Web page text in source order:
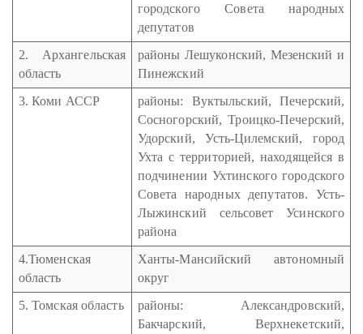
городского Совета народных
депутатов
2. Архангельская
область
районы Лешуконский, Мезенский и
Пинежский
3. Коми АССР
районы: Вуктыльский, Печерский,
Сосногорский, Троицко-Печерский,
Удорский, Усть-Цилемский, город
Ухта с территорией, находящейся в
подчинении Ухтинского городского
Совета народных депутатов. Усть-
Лыжинский сельсовет Усинского
района
4.Тюменская
область
Ханты-Мансийский автономный
округ
5. Томская область
районы: Александровский,
Бакчарский, Верхнекетский,